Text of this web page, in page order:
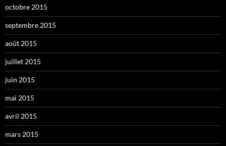
octobre 2015
septembre 2015
août 2015
juillet 2015
juin 2015
mai 2015
avril 2015
mars 2015